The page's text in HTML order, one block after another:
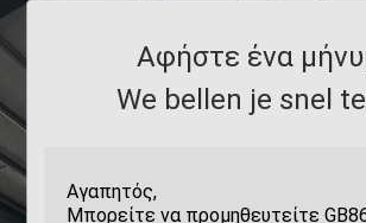
Αφήστε ένα
We bellen je snel